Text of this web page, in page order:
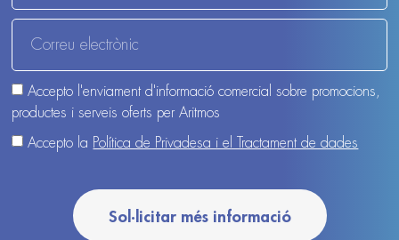
Accepto l'enviament d'informació comercial sobre promocions,
productes i serveis oferts per Aritmos
Accepto la Política de Privadesa i el Tractament de dades
Sol·licitar més informació